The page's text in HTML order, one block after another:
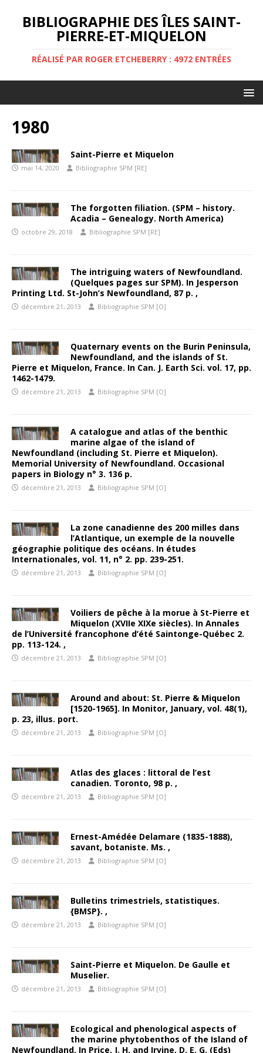
BIBLIOGRAPHIE DES ÎLES SAINT-
PIERRE-ET-MIQUELON
RÉALISÉ PAR ROGER ETCHEBERRY : 4972 ENTRÉES
1980
Saint-Pierre et Miquelon
mai 14, 2020 Bibliographie SPM [RE]
The forgotten filiation. (SPM – history.
Acadia – Genealogy. North America)
octobre 29, 2018 Bibliographie SPM [RE]
The intriguing waters of Newfoundland.
(Quelques pages sur SPM). In Jesperson
Printing Ltd. St-John’s Newfoundland, 87 p. ,
décembre 21, 2013 Bibliographie SPM [O]
Quaternary events on the Burin Peninsula,
Newfoundland, and the islands of St.
Pierre et Miquelon, France. In Can. J. Earth Sci. vol. 17, pp.
1462-1479.
décembre 21, 2013 Bibliographie SPM [O]
A catalogue and atlas of the benthic
marine algae of the island of
Newfoundland (including St. Pierre et Miquelon).
Memorial University of Newfoundland. Occasional
papers in Biology n° 3. 136 p.
décembre 21, 2013 Bibliographie SPM [O]
La zone canadienne des 200 milles dans
l’Atlantique, un exemple de la nouvelle
géographie politique des océans. In études
Internationales, vol. 11, n° 2. pp. 239-251.
décembre 21, 2013 Bibliographie SPM [O]
Voiliers de pêche à la morue à St-Pierre et
Miquelon (XVIIe XIXe siècles). In Annales
de l’Université francophone d’été Saintonge-Québec 2.
pp. 113-124. ,
décembre 21, 2013 Bibliographie SPM [O]
Around and about: St. Pierre & Miquelon
[1520-1965]. In Monitor, January, vol. 48(1),
p. 23, illus. port.
décembre 21, 2013 Bibliographie SPM [O]
Atlas des glaces : littoral de l’est
canadien. Toronto, 98 p. ,
décembre 21, 2013 Bibliographie SPM [O]
Ernest-Amédée Delamare (1835-1888),
savant, botaniste. Ms. ,
décembre 21, 2013 Bibliographie SPM [O]
Bulletins trimestriels, statistiques.
{BMSP}. ,
décembre 21, 2013 Bibliographie SPM [O]
Saint-Pierre et Miquelon. De Gaulle et
Muselier.
décembre 21, 2013 Bibliographie SPM [O]
Ecological and phenological aspects of
the marine phytobenthos of the Island of
Newfoundland. In Price, J. H. and Irvine, D. E. G. (Eds)